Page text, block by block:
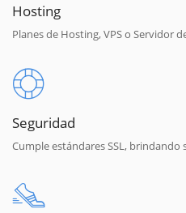
Hosting
Planes de Hosting, VPS o Servidor
Seguridad
Cumple estándares SSL,